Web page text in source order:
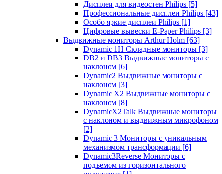
Дисплеи для видеостен Philips [5]
Профессиональные дисплеи Philips [43]
Особо яркие дисплеи Philips [1]
Цифровые вывески E-Paper Philips [3]
Выдвижные мониторы Arthur Holm [63]
Dynamic 1Н Складные мониторы [3]
DB2 и DB3 Выдвижные мониторы с
наклоном [6]
Dynamic2 Выдвижные мониторы с
наклоном [3]
Dynamic X2 Выдвижные мониторы с
наклоном [8]
DynamicX2Talk Выдвижные мониторы
с наклоном и выдвижным микрофоном
[2]
Dynamic 3 Мониторы с уникальным
механизмом трансформации [6]
Dynamic3Reverse Мониторы с
подъемом из горизонтального